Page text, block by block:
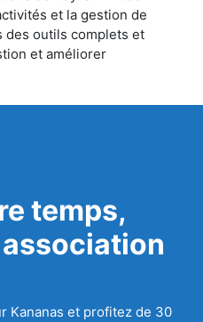
et la gestion de
des outils complets et
et améliorer
temps,
Kananas et profitez de 30